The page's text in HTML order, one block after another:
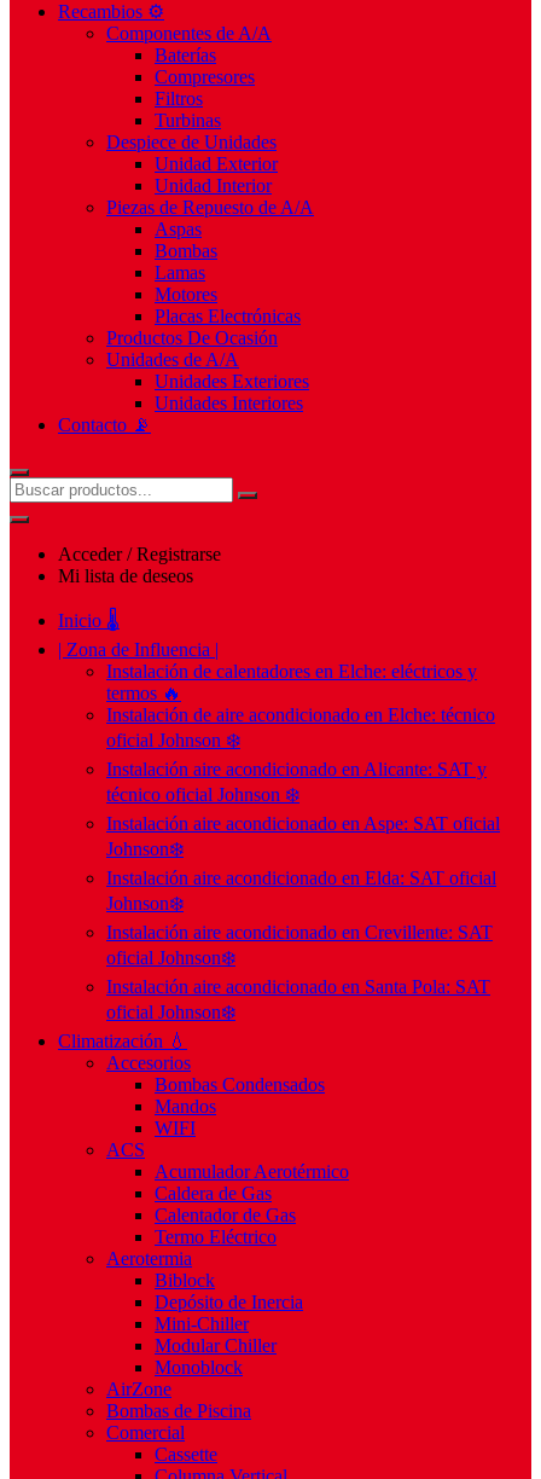
Recambios ⚙️
Componentes de A/A
Baterías
Compresores
Filtros
Turbinas
Despiece de Unidades
Unidad Exterior
Unidad Interior
Piezas de Repuesto de A/A
Aspas
Bombas
Lamas
Motores
Placas Electrónicas
Productos De Ocasión
Unidades de A/A
Unidades Exteriores
Unidades Interiores
Contacto 📡
Acceder / Registrarse
Mi lista de deseos
Inicio 🌡️
| Zona de Influencia |
Instalación de calentadores en Elche: eléctricos y
termos 🔥
Instalación de aire acondicionado en Elche: técnico
oficial Johnson ❄️
Instalación aire acondicionado en Alicante: SAT y
técnico oficial Johnson ❄️
Instalación aire acondicionado en Aspe: SAT oficial
Johnson❄️
Instalación aire acondicionado en Elda: SAT oficial
Johnson❄️
Instalación aire acondicionado en Crevillente: SAT
oficial Johnson❄️
Instalación aire acondicionado en Santa Pola: SAT
oficial Johnson❄️
Climatización 💧
Accesorios
Bombas Condensados
Mandos
WIFI
ACS
Acumulador Aerotérmico
Caldera de Gas
Calentador de Gas
Termo Eléctrico
Aerotermia
Biblock
Depósito de Inercia
Mini-Chiller
Modular Chiller
Monoblock
AirZone
Bombas de Piscina
Comercial
Cassette